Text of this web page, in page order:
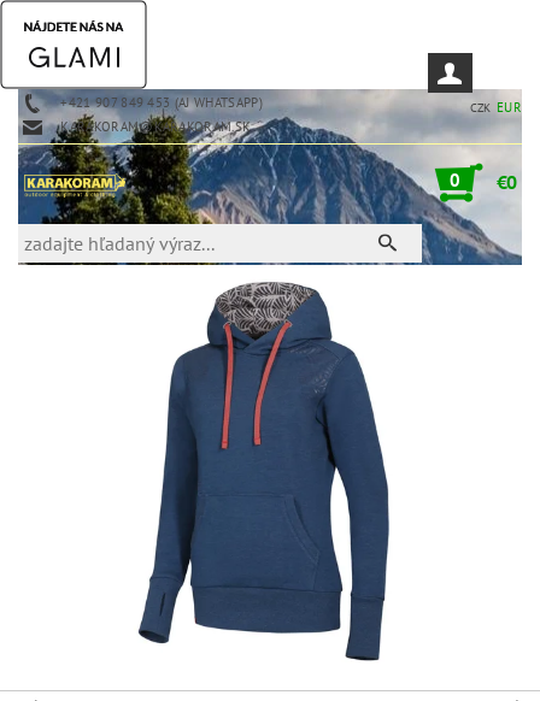
+421 907 849 453 (AJ WHATSAPP)
KARAKORAM@KARAKORAM.SK
CZK EUR
0 €0